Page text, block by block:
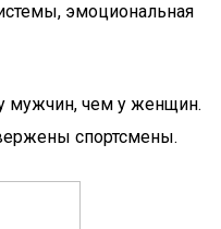
эмоциональная
мужчин, чем у женщин.
спортсмены.